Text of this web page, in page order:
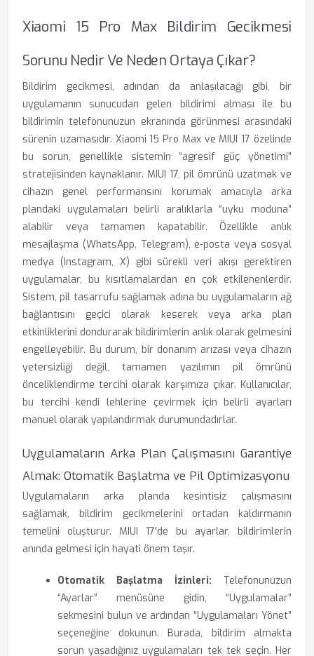
Xiaomi 15 Pro Max Bildirim Gecikmesi
Sorunu Nedir Ve Neden Ortaya Çıkar?
Bildirim gecikmesi, adından da anlaşılacağı gibi, bir
uygulamanın sunucudan gelen bildirimi alması ile bu
bildirimin telefonunuzun ekranında görünmesi arasındaki
sürenin uzamasıdır. Xiaomi 15 Pro Max ve MIUI 17 özelinde
bu sorun, genellikle sistemin “agresif güç yönetimi”
stratejisinden kaynaklanır. MIUI 17, pil ömrünü uzatmak ve
cihazın genel performansını korumak amacıyla arka
plandaki uygulamaları belirli aralıklarla “uyku moduna”
alabilir veya tamamen kapatabilir. Özellikle anlık
mesajlaşma (WhatsApp, Telegram), e-posta veya sosyal
medya (Instagram, X) gibi sürekli veri akışı gerektiren
uygulamalar, bu kısıtlamalardan en çok etkilenenlerdir.
Sistem, pil tasarrufu sağlamak adına bu uygulamaların ağ
bağlantısını geçici olarak keserek veya arka plan
etkinliklerini dondurarak bildirimlerin anlık olarak gelmesini
engelleyebilir. Bu durum, bir donanım arızası veya cihazın
yetersizliği değil, tamamen yazılımın pil ömrünü
önceliklendirme tercihi olarak karşımıza çıkar. Kullanıcılar,
bu tercihi kendi lehlerine çevirmek için belirli ayarları
manuel olarak yapılandırmak durumundadırlar.
Uygulamaların Arka Plan Çalışmasını Garantiye
Almak: Otomatik Başlatma ve Pil Optimizasyonu
Uygulamaların arka planda kesintisiz çalışmasını
sağlamak, bildirim gecikmelerini ortadan kaldırmanın
temelini oluşturur. MIUI 17'de bu ayarlar, bildirimlerin
anında gelmesi için hayati önem taşır.
Otomatik Başlatma İzinleri: Telefonunuzun
“Ayarlar” menüsüne gidin, “Uygulamalar”
sekmesini bulun ve ardından “Uygulamaları Yönet”
seçeneğine dokunun. Burada, bildirim almakta
sorun yaşadığınız uygulamaları tek tek seçin. Her